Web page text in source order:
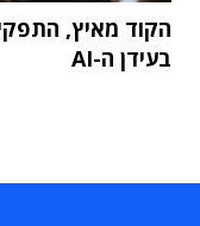
הקוד מאיץ,
בעידן ה-AI